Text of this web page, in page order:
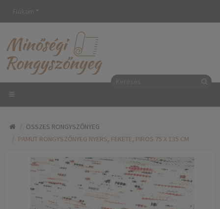
ÖSSZES RONGYSZŐNYEG
PAMUT RONGYSZŐNYEG NYERS, FEKETE, PIROS 75 X 135 CM